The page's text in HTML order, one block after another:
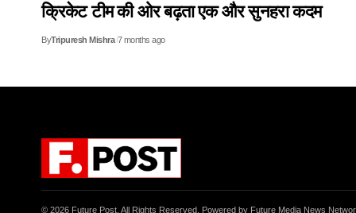
क्रिकेट टीम की ओर बढ़ता एक और सुनहरा कदम
ByTripuresh Mishra 7 months ago
© 2026 Future Post. All Rights Reserved. Powered by Future Media News